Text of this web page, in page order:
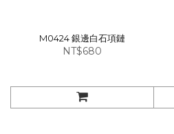
M0424 銀邊白石項鏈
NT$680